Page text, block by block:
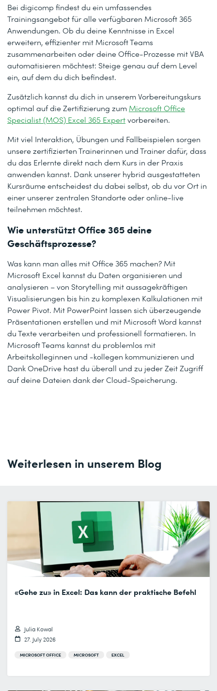
Bei digicomp findest du ein umfassendes
Trainingsangebot für alle verfügbaren Microsoft 365
Anwendungen. Ob du deine Kenntnisse in Excel
erweitern, effizienter mit Microsoft Teams
zusammenarbeiten oder deine Office-Prozesse mit VBA
automatisieren möchtest: Steige genau auf dem Level
ein, auf dem du dich befindest.
Zusätzlich kannst du dich in unserem Vorbereitungskurs
optimal auf die Zertifizierung zum Microsoft Office
Specialist (MOS) Excel 365 Expertvorbereiten.
Mit viel Interaktion, Übungen und Fallbeispielen sorgen
unsere zertifizierten Trainerinnen und Trainer dafür, dass
du das Erlernte direkt nach dem Kurs in der Praxis
anwenden kannst. Dank unserer hybrid ausgestatteten
Kursräume entscheidest du dabei selbst, ob du vor Ort in
einer unserer zentralen Standorte oder online-live
teilnehmen möchtest.
Wie unterstützt Office 365 deine
Geschäftsprozesse?
Was kann man alles mit Office 365 machen? Mit
Microsoft Excel kannst du Daten organisieren und
analysieren – von Storytelling mit aussagekräftigen
Visualisierungen bis hin zu komplexen Kalkulationen mit
Power Pivot. Mit PowerPoint lassen sich überzeugende
Präsentationen erstellen und mit Microsoft Word kannst
du Texte verarbeiten und professionell formatieren. In
Microsoft Teams kannst du problemlos mit
Arbeitskolleginnen und -kollegen kommunizieren und
Dank OneDrive hast du überall und zu jeder Zeit Zugriff
auf deine Dateien dank der Cloud-Speicherung.
Weiterlesen in unserem Blog
«Gehe zu» in Excel: Das kann der praktische Befehl
Julia Kowal
27. July 2026
MICROSOFT OFFICE MICROSOFT EXCEL